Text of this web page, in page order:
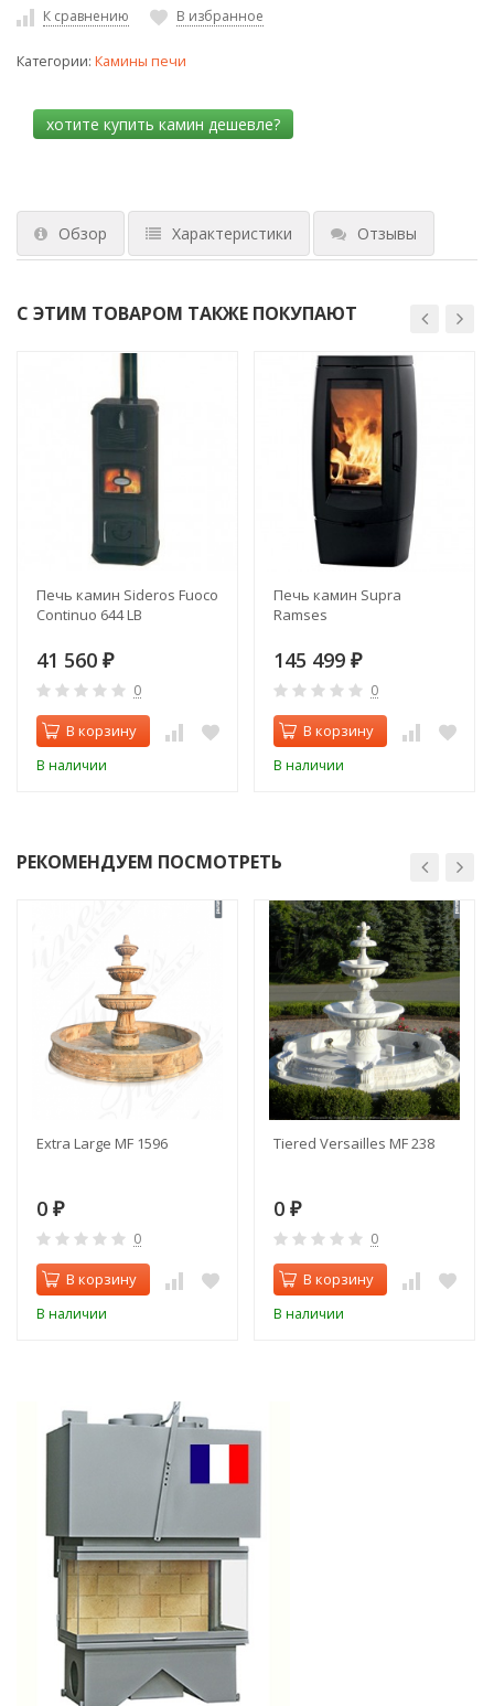
К сравнению В избранное
Категории: Камины печи
Обзор Характеристики Отзывы
С ЭТИМ ТОВАРОМ ТАКЖЕ ПОКУПАЮТ
Печь камин Sideros Fuoco
Continuo 644 LB
41 560 ₽
0
В корзину
В наличии
Печь камин Supra
Ramses
145 499 ₽
0
В корзину
В наличии
РЕКОМЕНДУЕМ ПОСМОТРЕТЬ
Extra Large MF 1596
0 ₽
0
В корзину
В наличии
Tiered Versailles MF 238
0 ₽
0
В корзину
В наличии